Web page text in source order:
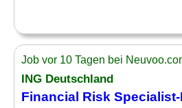
Job vor 10 Tagen bei
ING Deutschland
Financial Risk Specialist